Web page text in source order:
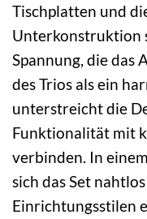
Tischplatten und
Unterkonstruktion
Spannung, die das
des Trios als ein
unterstreicht die
Funktionalität mit
verbinden. In
sich das Set
Einrichtungsstilen